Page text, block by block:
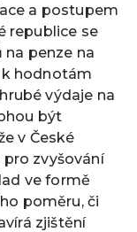
a postupem
republice se
penze na
hodnotám
výdaje na
být
v České
zvyšování
ve formě
poměru, či
zjištění